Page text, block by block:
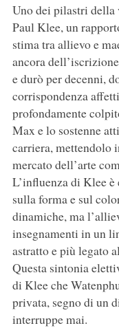
Uno dei pilastri
Paul Klee, un
stima tra allievo e
ancora
e durò per decenni,
corrispondenza
profondamente
Max e lo sostenne
carriera, mettendolo
mercato dell’arte
L’influenza di Klee
sulla forma e sul
dinamiche, ma
insegnamenti in un
astratto e più legato
Questa sintonia
di Klee che
privata, segno di un
interruppe mai.